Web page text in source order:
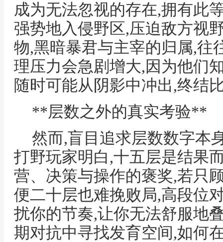
成为无法忽视的存在,拥有此
强势地入侵野区,压迫敌方视
物,黑暗暴君与主宰的归属,往
理压力会急剧增大,因为他们
随时可能从阴影中冲出,终结
**层数之外的真实考验**
然而,盲目追求层数数字本
打野玩家明白,十五层是结果
营、决策与操作的褒奖,若只
便二十层也难挽败局,高段位
扰你的节奏,让你无法舒服地
期对抗中寻找发育空间,如何